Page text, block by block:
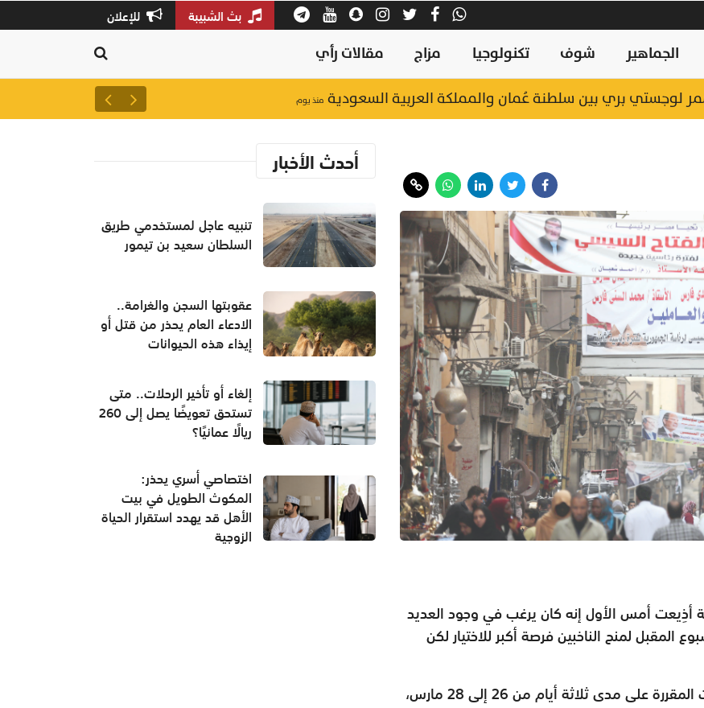
بث الشبيبة للإعلان
الجماهير شوف تكنولوجيا مزاج مقالات رأي
لوجستي بري بين سلطنة عُمان والمملكة العربية السعودية منذ يوم تنبيه عاجل لمستخدمي طريق
أذِيعت أمس الأول إنه كان يرغب في وجود العديد
المقبل لمنح الناخبين فرصة أكبر للاختيار لكن
وأضاف السيسي، الذي يتوقع أن يكتسح الانتخابات المقررة على مدى ثلاثة أيام من 26 إلى 28 مارس،
أحدث الأخبار
تنبيه عاجل لمستخدمي طريق
السلطان سعيد بن تيمور
عقوبتها السجن والغرامة..
الادعاء العام يحذر من قتل أو
إيذاء هذه الحيوانات
إلغاء أو تأخير الرحلات.. متى
تستحق تعويضًا يصل إلى 260
ريالًا عمانيًا؟
اختصاصي أسري يحذر:
المكوث الطويل في بيت
الأهل قد يهدد استقرار الحياة
الزوجية